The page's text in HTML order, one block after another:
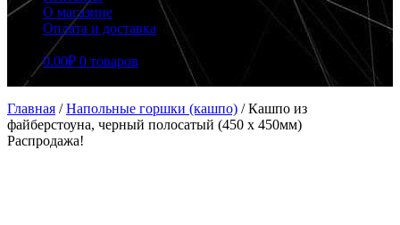
О магазине
Оплата и доставка
0.00₽ 0 товаров
Главная /Напольные горшки (кашпо) /Кашпо из
файберстоуна, черный полосатый (450 x 450мм)
Распродажа!